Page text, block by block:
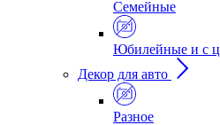
Семейные
Юбилейные и с
Декор для авто
Разное